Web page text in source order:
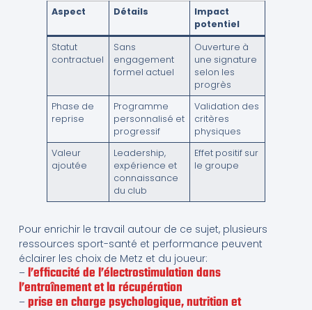
Aspect Détails
Impact
potentiel
Statut
contractuel
Sans
engagement
formel actuel
Ouverture à
une signature
selon les
progrès
Phase de
reprise
Programme
personnalisé et
progressif
Validation des
critères
physiques
Valeur
ajoutée
Leadership,
expérience et
connaissance
du club
Effet positif sur
le groupe
Pour enrichir le travail autour de ce sujet, plusieurs
ressources sport-santé et performance peuvent
éclairer les choix de Metz et du joueur:
– l’efficacité de l’électrostimulation dans
l’entraînement et la récupération
– prise en charge psychologique, nutrition et